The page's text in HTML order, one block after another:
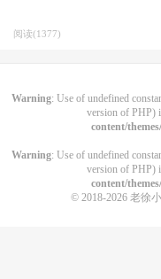
阅读(1377)
Warning: Use of undefined
version of PHP)
content/
Warning: Use of undefined
version of PHP)
content/
© 2018-2026 老徐